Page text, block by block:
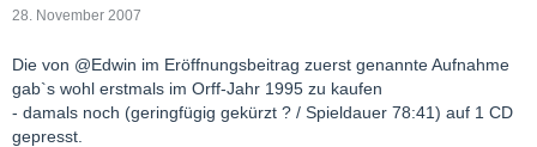
28. November 2007
Die von @Edwin im Eröffnungsbeitrag zuerst genannte Aufnahme
gab`s wohl erstmals im Orff-Jahr 1995 zu kaufen
- damals noch (geringfügig gekürzt ? / Spieldauer 78:41) auf 1 CD
gepresst.